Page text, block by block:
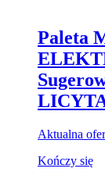
Paleta
Aktualna
Kończy się